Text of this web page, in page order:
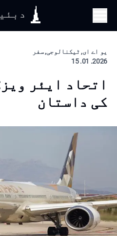
یو اے ای, ٹیکنالوجی, سفر
2026. 01. 15
اتحاد ایئر
کی داستان